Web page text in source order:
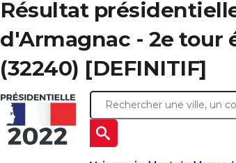
Résultat
d'Armagnac - 2e tour
(32240) [DEFINITIF]